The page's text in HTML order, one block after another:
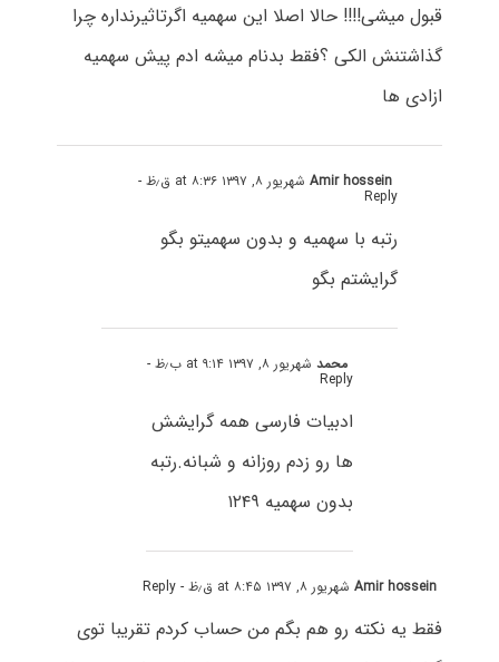
قبول میشی!!!! حالا اصلا این سهمیه اگرتاثیرنداره چرا
گذاشتنش الکی ؟فقط بدنام میشه ادم پیش سهمیه
ازادی ها
Amir hosseinشهریور ۸, ۱۳۹۷ at ۸:۳۶ ق٫ظ -
Reply
رتبه با سهمیه و بدون سهمیتو بگو
گرایشتم بگو
محمدشهریور ۸, ۱۳۹۷ at ۹:۱۴ ب٫ظ -
Reply
ادبیات فارسی همه گرایشش
ها رو زدم روزانه و شبانه.رتبه
بدون سهمیه ۱۲۴۹
Amir hosseinشهریور ۸, ۱۳۹۷ at ۸:۴۵ ق٫ظ - Reply
فقط یه نکته رو هم بگم من حساب کردم تقریبا توی